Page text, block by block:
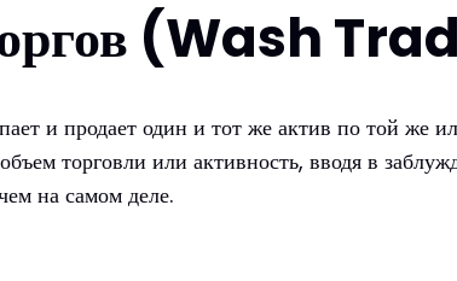
(Wash
и продает один и тот же актив по той же
торговли или активность, вводя в
на самом деле.